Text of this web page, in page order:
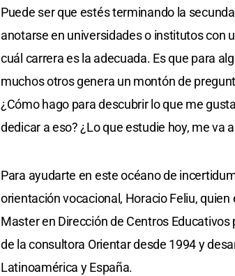
Puede ser que estés terminando la
anotarse en universidades o institutos con
cuál carrera es la adecuada. Es que para
muchos otros genera un montón de
¿Cómo hago para descubrir lo que me
dedicar a eso? ¿Lo que estudie hoy, me va
Para ayudarte en este océano de
orientación vocacional, Horacio Feliu, quien
Master en Dirección de Centros
de la consultora Orientar desde 1994 y
Latinoamérica y España.